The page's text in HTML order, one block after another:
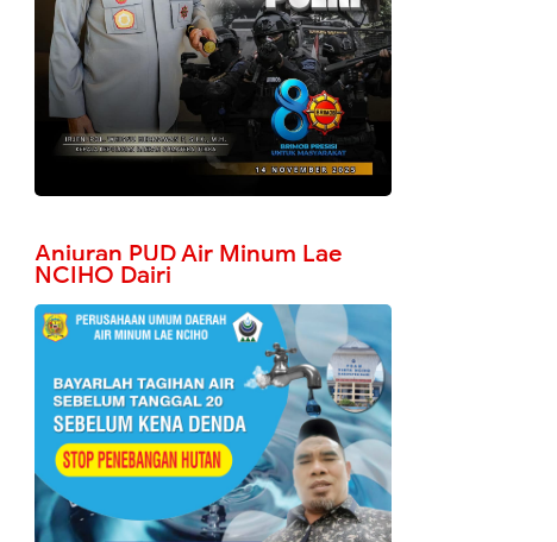
Anjuran PUD Air Minum Lae
NCIHO Dairi